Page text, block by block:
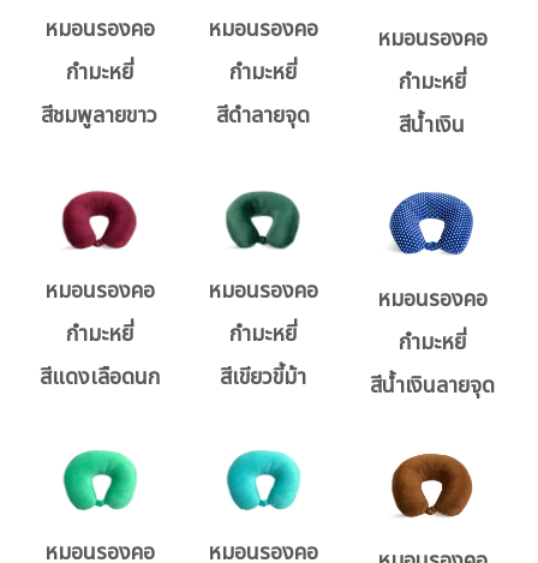
หมอนรองคอ
กำมะหยี่
สีชมพูลายขาว
หมอนรองคอ
กำมะหยี่
สีดำลายจุด
หมอนรองคอ
กำมะหยี่
สีน้ำเงิน
หมอนรองคอ
กำมะหยี่
สีแดงเลือดนก
หมอนรองคอ
กำมะหยี่
สีเขียวขี้ม้า
หมอนรองคอ
กำมะหยี่
สีน้ำเงินลายจุด
หมอนรองคอ
หมอนรองคอ